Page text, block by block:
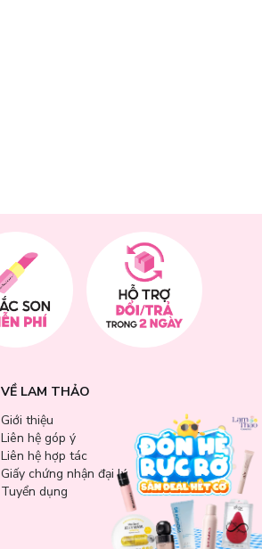
VỀ LAM THẢO
Giới thiệu
Liên hệ góp ý
Liên hệ hợp tác
Giấy chứng nhận đại lý
Tuyển dụng